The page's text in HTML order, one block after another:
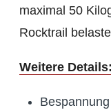
maximal 50
Rocktrail
Weitere Details: